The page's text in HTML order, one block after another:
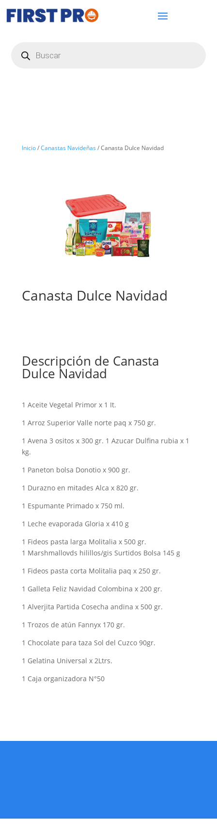
productos
Inicio/Canastas Navideñas / Canasta Dulce Navidad
Canasta Dulce Navidad
Descripción de Canasta
Dulce Navidad
1 Aceite Vegetal Primor x 1 It.
1 Arroz Superior Valle norte paq x 750 gr.
1 Avena 3 ositos x 300 gr. 1 Azucar Dulfina rubia x 1
kg.
1 Paneton bolsa Donotio x 900 gr.
1 Durazno en mitades Alca x 820 gr.
1 Espumante Primado x 750 ml.
1 Leche evaporada Gloria x 410 g
1 Fideos pasta larga Molitalia x 500 gr.
1 Marshmallovds hilillos/gis Surtidos Bolsa 145 g
1 Fideos pasta corta Molitalia paq x 250 gr.
1 Galleta Feliz Navidad Colombina x 200 gr.
1 Alverjita Partida Cosecha andina x 500 gr.
1 Trozos de atún Fannyx 170 gr.
1 Chocolate para taza Sol del Cuzco 90gr.
1 Gelatina Universal x 2Ltrs.
1 Caja organizadora N°50